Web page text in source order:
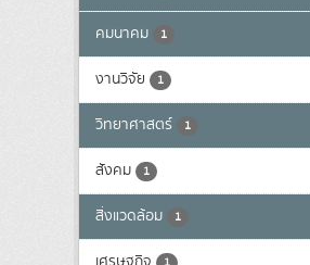
คมนาคม 1
งานวิจัย 1
วิทยาศาสตร์ 1
สังคม 1
สิ่งแวดล้อม 1